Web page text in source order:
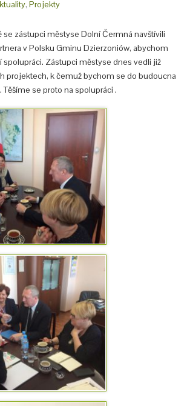
, Projekty
zástupci městyse Dolní Čermná navštívili
v Polsku Gminu Dzierzoniów, abychom
spolupráci. Zástupci městyse dnes vedli již
projektech, k čemuž bychom se do budoucna
Těšíme se proto na spolupráci .